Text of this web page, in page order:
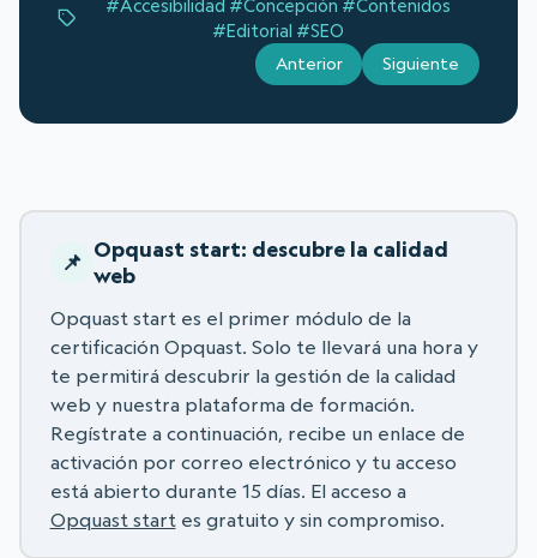
#Accesibilidad #Concepción #Contenidos
#Editorial #SEO
Anterior Siguiente
Opquast start: descubre la calidad
web
Opquast start es el primer módulo de la
certificación Opquast. Solo te llevará una hora y
te permitirá descubrir la gestión de la calidad
web y nuestra plataforma de formación.
Regístrate a continuación, recibe un enlace de
activación por correo electrónico y tu acceso
está abierto durante 15 días. El acceso a
Opquast startes gratuito y sin compromiso.